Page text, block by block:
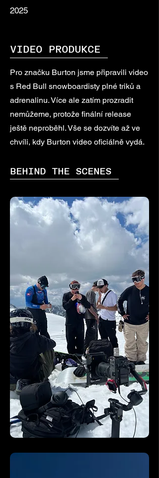
2025
VIDEO PRODUKCE
Pro značku Burton jsme připravili video
s Red Bull snowboardisty plné triků a
adrenalinu. Více ale zatím prozradit
nemůžeme, protože finální release
ještě neproběhl. Vše se dozvíte až ve
chvíli, kdy Burton video oficiálně vydá.
BEHIND THE SCENES